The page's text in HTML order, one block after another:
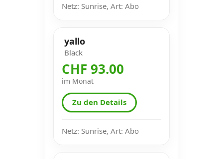
Netz: Sunrise, Art: Abo
yallo
Black
CHF 93.00
im Monat
Zu den Details
Netz: Sunrise, Art: Abo